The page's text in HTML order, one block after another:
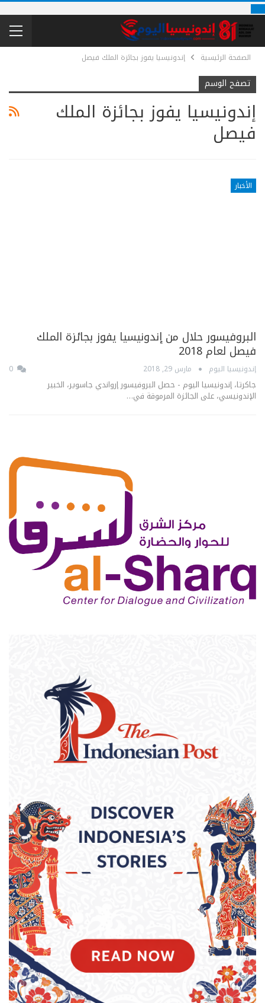
الصفحة الرئيسية إندونيسيا يفوز بجائزة الملك فيصل
تصفح الوسم
إندونيسيا يفوز بجائزة الملك
فيصل
الأخبار
البروفيسور حلال من إندونيسيا يفوز بجائزة الملك
فيصل لعام 2018
إندونيسيا اليوم مارس 29, 2018
جاكرتا، إندونيسيا اليوم - حصل البروفيسور إرواندي جاسوير، الخبير
الإندونيسي، على الجائزة المرموقة في…